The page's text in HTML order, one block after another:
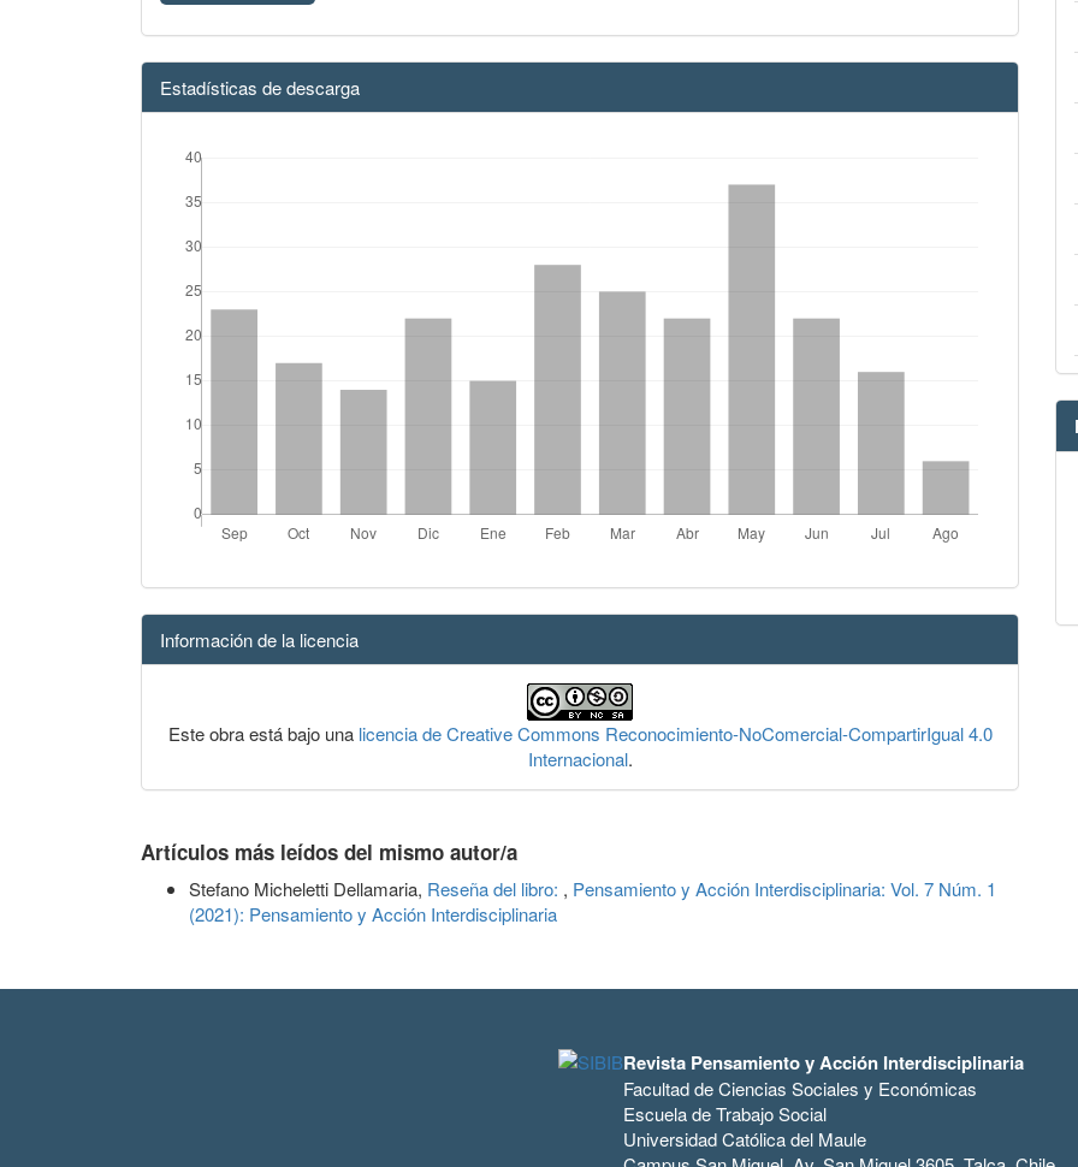
Estadísticas de descarga
Información de la licencia
Este obra está bajo una licencia de Creative Commons Reconocimiento-NoComercial-CompartirIgual 4.0
Internacional.
Artículos más leídos del mismo autor/a
Stefano Micheletti Dellamaria, Reseña del libro: , Pensamiento y Acción Interdisciplinaria: Vol. 7 Núm. 1
(2021): Pensamiento y Acción Interdisciplinaria
Revista Pensamiento y Acción Interdisciplinaria
Facultad de Ciencias Sociales y Económicas
Escuela de Trabajo Social
Universidad Católica del Maule